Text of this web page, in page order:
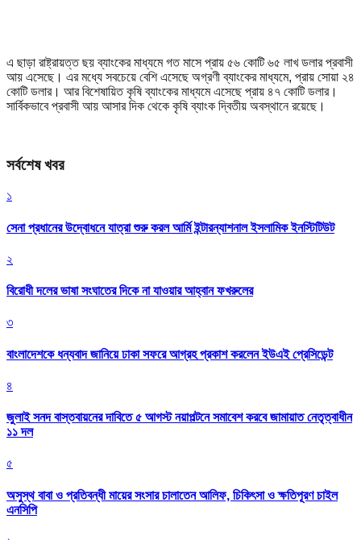
এ ছাড়া রাষ্ট্রায়ত্ত ছয় ব্যাংকের মাধ্যমে গত মাসে প্রায় ৫৬ কোটি ৬৫ লাখ ডলার প্রবাসী
আয় এসেছে। এর মধ্যে সবচেয়ে বেশি এসেছে অগ্রণী ব্যাংকের মাধ্যমে, প্রায় সোয়া ২৪
কোটি ডলার। আর বিশেষায়িত কৃষি ব্যাংকের মাধ্যমে এসেছে প্রায় ৪৭ কোটি ডলার।
সার্বিকভাবে প্রবাসী আয় আসার দিক থেকে কৃষি ব্যাংক দ্বিতীয় অবস্থানে রয়েছে।
সর্বশেষ খবর
১
সেনা প্রধানের উদ্বোধনে যাত্রা শুরু করল আর্মি ইন্টারন্যাশনাল ইসলামিক ইনস্টিটিউট
২
বিরোধী দলের ভাষা সংঘাতের দিকে না যাওয়ার আহ্বান ফখরুলের
৩
বাংলাদেশকে ধন্যবাদ জানিয়ে ঢাকা সফরে আগ্রহ প্রকাশ করলেন ইউএই প্রেসিডেন্ট
৪
জুলাই সনদ বাস্তবায়নের দাবিতে ৫ আগস্ট নয়াপল্টনে সমাবেশ করবে জামায়াত নেতৃত্বাধীন
১১ দল
৫
অসুস্থ বাবা ও প্রতিবন্ধী মায়ের সংসার চালাতেন আলিফ, চিকিৎসা ও ক্ষতিপূরণ চাইল
এনসিপি